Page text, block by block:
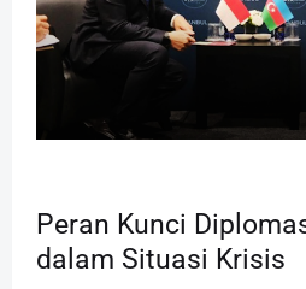
Peran Kunci
dalam Situasi Krisis